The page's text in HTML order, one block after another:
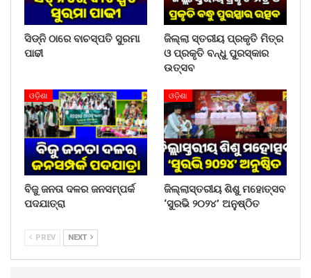
ସିଡ୍‌ନି ଠାରେ ବାଚସ୍ପତି ସୁରମା
ପାଢୀ
ଜିଲ୍ଲା ସ୍ତରୀୟ ପ୍ରକୃତି ମିତ୍ର
ଓ ପ୍ରକୃତି ବନ୍ଧୁ ପୁରସ୍କାର
ଉତ୍ସବ
ଓଡ଼ିଶା
ବିଜୁ ଜନତା ଦଳର ଜନସମ୍ପର୍କ
ପଦଯାତ୍ରା
ଓଡ଼ିଶା
ଜିଲ୍ଲାସ୍ତରୀୟ ଶିଶୁ ମହୋତ୍ସବ
‘ସୁରଭି ୨୦୨୪’ ଅନୁଷ୍ଠିତ
PREV NEXT